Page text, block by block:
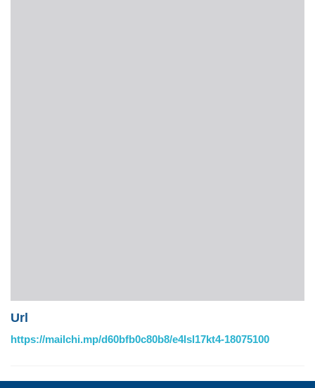
Url
https://mailchi.mp/d60bfb0c80b8/e4lsl17kt4-18075100